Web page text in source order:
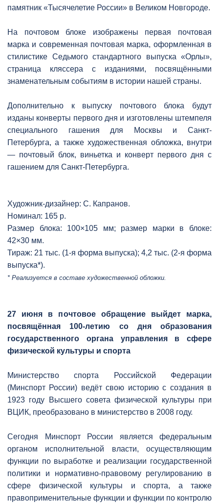
памятник «Тысячелетие России» в Великом Новгороде.
На почтовом блоке изображены первая почтовая
марка и современная почтовая марка, оформленная в
стилистике Седьмого стандартного выпуска «Орлы»,
страница кляссера с изданиями, посвящёнными
знаменательным событиям в истории нашей страны.
Дополнительно к выпуску почтового блока будут
изданы конверты первого дня и изготовлены штемпеля
специального гашения для Москвы и Санкт-
Петербурга, а также художественная обложка, внутри
— почтовый блок, виньетка и конверт первого дня с
гашением для Санкт-Петербурга.
Художник-дизайнер: С. Капранов.
Номинал: 165 р.
Размер блока: 100×105 мм; размер марки в блоке:
42×30 мм.
Тираж: 21 тыс. (1-я форма выпуска); 4,2 тыс. (2-я форма
выпуска*).
* Реализуется в составе художественной обложки.
27 июня в почтовое обращение выйдет марка,
посвящённая 100-летию со дня образования
государственного органа управления в сфере
физической культуры и спорта
Министерство спорта Российской Федерации
(Минспорт России) ведёт свою историю с создания в
1923 году Высшего совета физической культуры при
ВЦИК, преобразовано в министерство в 2008 году.
Сегодня Минспорт России является федеральным
органом исполнительной власти, осуществляющим
функции по выработке и реализации государственной
политики и нормативно-правовому регулированию в
сфере физической культуры и спорта, а также
правоприменительные функции и функции по контролю